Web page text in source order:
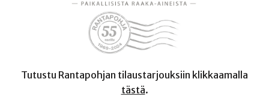
Tutustu Rantapohjan tilaustarjouksiin klikkaamalla
tästä.